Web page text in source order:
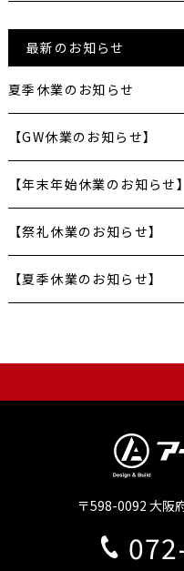
最新のお知らせ
夏季休業のお知らせ
【GW休業のお知らせ】
【年末年始休業のお知らせ】
【祭礼休業のお知らせ】
【夏季休業のお知らせ】
〒598-0092 大阪